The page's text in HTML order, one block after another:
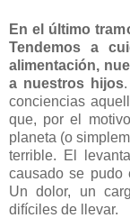
En el último
Tendemos a
alimentación,
a nuestros hijos
conciencias
que, por el
planeta (o
terrible. El
causado se pudo
Un dolor, un
difíciles de llevar.